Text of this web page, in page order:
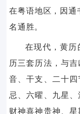
在粤语地区，因通
名通胜。
在现代，黄历
历三套历法，与
音、干支、二十
忌、六曜、九星、
财神喜神贵神、